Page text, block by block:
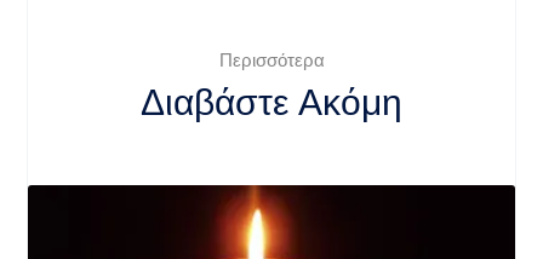
Περισσότερα
Διαβάστε Ακόμη